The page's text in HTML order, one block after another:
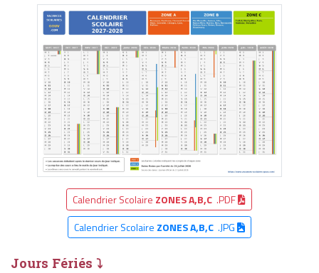
Calendrier Scolaire ZONES A,B,C .PDF
Calendrier Scolaire ZONES A,B,C.JPG
Jours Fériés ⤵